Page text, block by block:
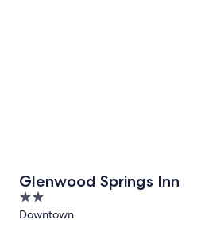
Glenwood Springs Inn
2
out
Downtown